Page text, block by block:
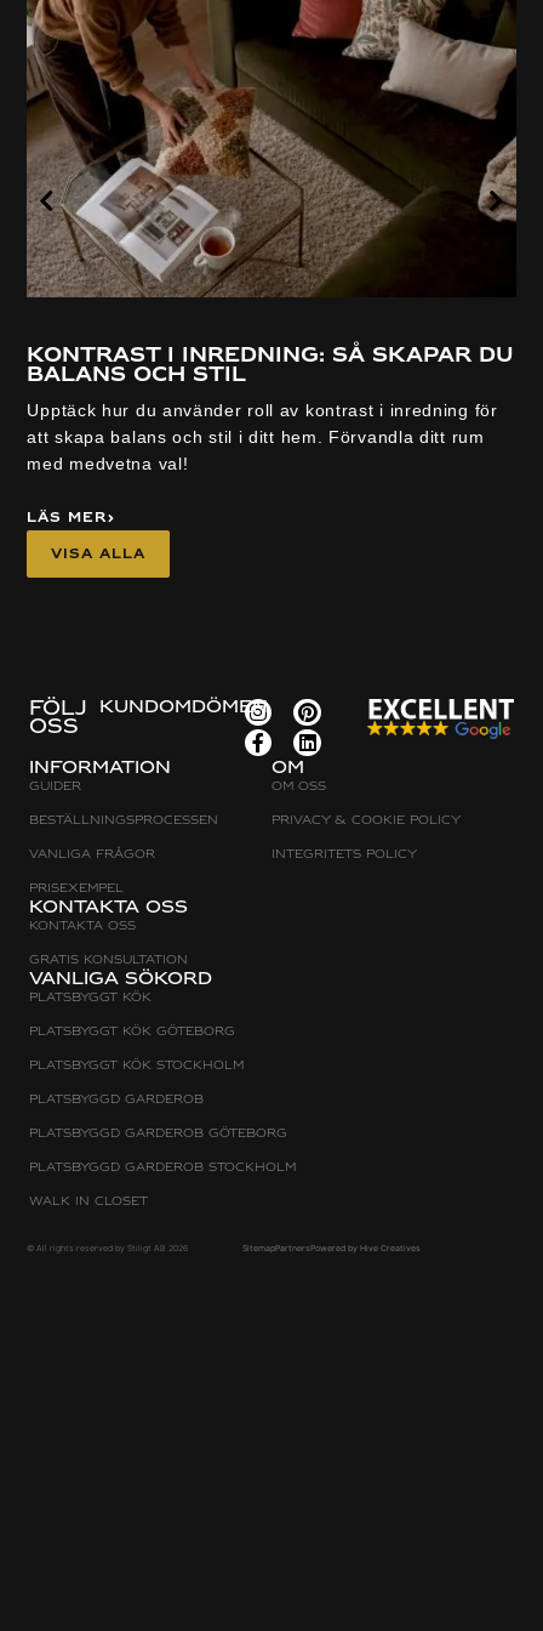
Kontrast i inredning: så skapar du
balans och stil
Upptäck hur du använder roll av kontrast i inredning för
att skapa balans och stil i ditt hem. Förvandla ditt rum
med medvetna val!
Läs mer
Visa alla
Vanliga sökord
Platsbyggt Kök
Platsbyggt kök Göteborg
Platsbyggt kök Stockholm
Platsbyggd Garderob
Platsbyggd Garderob Göteborg
Platsbyggd Garderob Stockholm
Walk in Closet
Information
Guider
Beställningsprocessen
Vanliga frågor
Prisexempel
Kontakta oss
Kontakta oss
Gratis konsultation
Om
Om oss
Privacy & cookie policy
Integritets policy
FÖLJ
OSS
KUNDOMDÖMEN
© All rights reserved by Stiligt AB 2026 SitemapPartnersPowered by Hive Creatives